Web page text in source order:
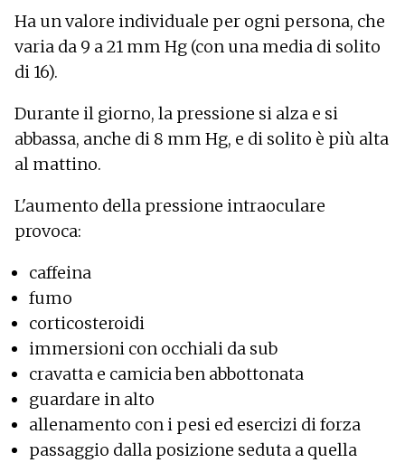
Ha un valore individuale per ogni persona, che
varia da 9 a 21 mm Hg (con una media di solito
di 16).
Durante il giorno, la pressione si alza e si
abbassa, anche di 8 mm Hg, e di solito è più alta
al mattino.
L'aumento della pressione intraoculare
provoca:
caffeina
fumo
corticosteroidi
immersioni con occhiali da sub
cravatta e camicia ben abbottonata
guardare in alto
allenamento con i pesi ed esercizi di forza
passaggio dalla posizione seduta a quella